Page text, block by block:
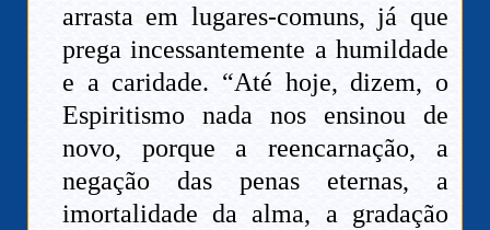
arrasta em lugares-comuns, já que
prega incessantemente a humildade
e a caridade. “Até hoje, dizem, o
Espiritismo nada nos ensinou de
novo, porque a reencarnação, a
negação das penas eternas, a
imortalidade da alma, a gradação